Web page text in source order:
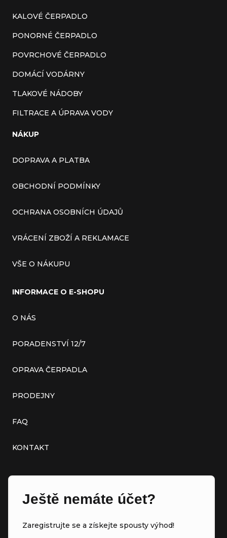
KALOVÉ ČERPADLO
PONORNÉ ČERPADLO
POVRCHOVÉ ČERPADLO
DOMÁCÍ VODÁRNY
TLAKOVÉ NÁDOBY
FILTRACE A ÚPRAVA VODY
NÁKUP
DOPRAVA A PLATBA
OBCHODNÍ PODMÍNKY
OCHRANA OSOBNÍCH ÚDAJŮ
VRÁCENÍ ZBOŽÍ A REKLAMACE
VŠE O NÁKUPU
INFORMACE O E-SHOPU
O NÁS
PORADENSTVÍ 12/7
OPRAVA ČERPADLA
PRODEJNY
FAQ
KONTAKT
Ještě nemáte účet?
Zaregistrujte se a získejte spousty výhod!